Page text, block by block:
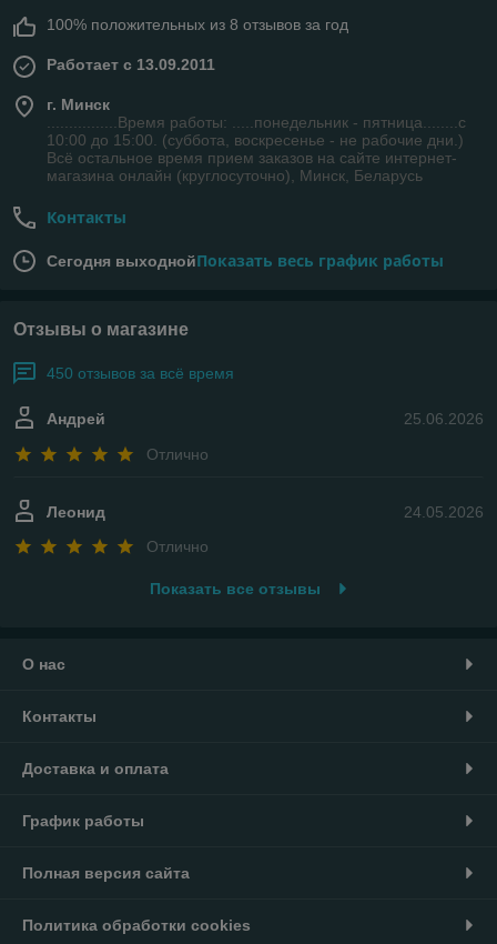
100% положительных из 8 отзывов за год
Работает с 13.09.2011
г. Минск
................Время работы: .....понедельник - пятница........с
10:00 до 15:00. (суббота, воскресенье - не рабочие дни.)
Всё остальное время прием заказов на сайте интернет-
магазина онлайн (круглосуточно), Минск, Беларусь
Контакты
Сегодня выходнойПоказать весь график работы
Отзывы о магазине
450 отзывов за всё время
25.06.2026
Андрей
Отлично
24.05.2026
Леонид
Отлично
Показать все отзывы
О нас
Контакты
Доставка и оплата
График работы
Полная версия сайта
Политика обработки cookies